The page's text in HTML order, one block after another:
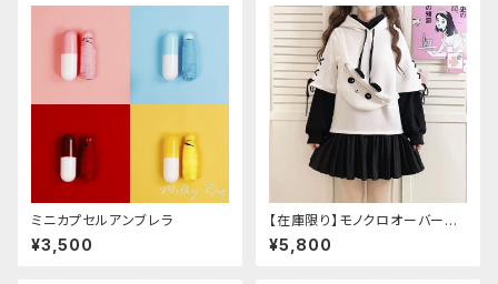
ミニカプセルアンブレラ
¥3,500
【在庫限り】モノクロオーバーサ
イズパンダパーカー
¥5,800